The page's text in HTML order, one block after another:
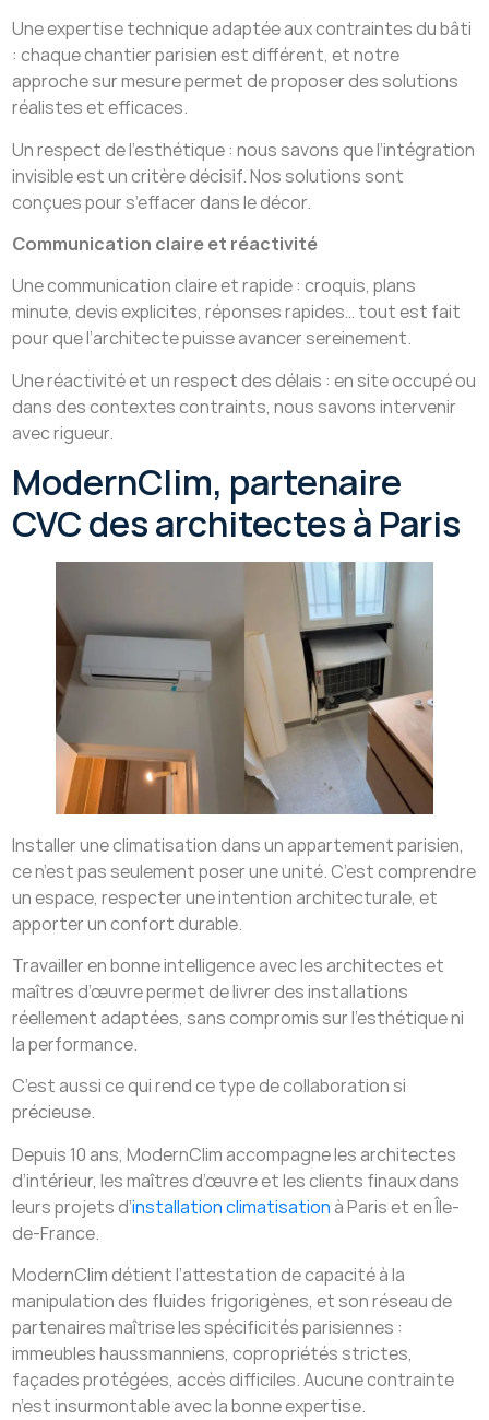
Une expertise technique adaptée aux contraintes du bâti
: chaque chantier parisien est différent, et notre
approche sur mesure permet de proposer des solutions
réalistes et efficaces.
Un respect de l’esthétique : nous savons que l’intégration
invisible est un critère décisif. Nos solutions sont
conçues pour s’effacer dans le décor.
Communication claire et réactivité
Une communication claire et rapide : croquis, plans
minute, devis explicites, réponses rapides… tout est fait
pour que l’architecte puisse avancer sereinement.
Une réactivité et un respect des délais : en site occupé ou
dans des contextes contraints, nous savons intervenir
avec rigueur.
ModernClim, partenaire
CVC des architectes à Paris
Installer une climatisation dans un appartement parisien,
ce n’est pas seulement poser une unité. C’est comprendre
un espace, respecter une intention architecturale, et
apporter un confort durable.
Travailler en bonne intelligence avec les architectes et
maîtres d’œuvre permet de livrer des installations
réellement adaptées, sans compromis sur l’esthétique ni
la performance.
C’est aussi ce qui rend ce type de collaboration si
précieuse.
Depuis 10 ans, ModernClim accompagne les architectes
d’intérieur, les maîtres d’œuvre et les clients finaux dans
leurs projets d’installation climatisationà Paris et en Île-
de-France.
ModernClim détient l’attestation de capacité à la
manipulation des fluides frigorigènes, et son réseau de
partenaires maîtrise les spécificités parisiennes :
immeubles haussmanniens, copropriétés strictes,
façades protégées, accès difficiles. Aucune contrainte
n’est insurmontable avec la bonne expertise.